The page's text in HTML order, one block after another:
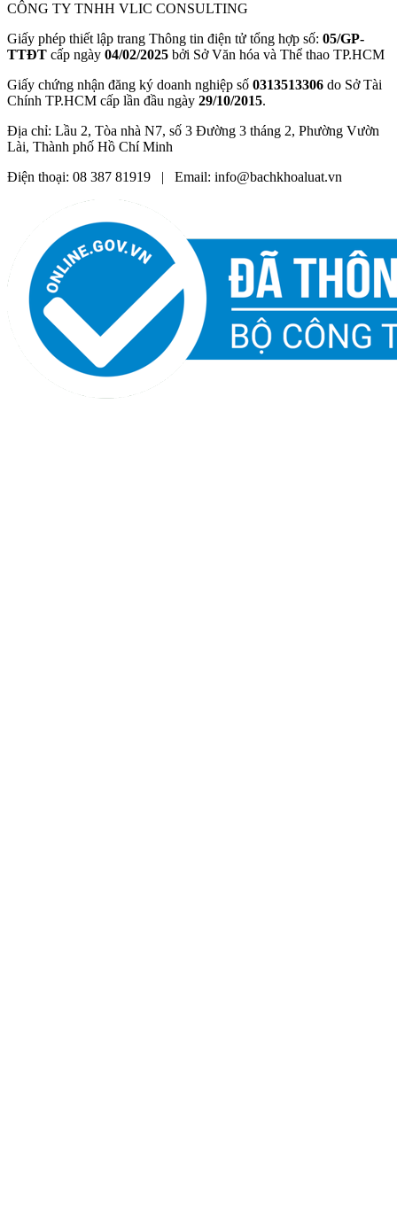
CÔNG TY TNHH VLIC CONSULTING
Giấy phép thiết lập trang Thông tin điện tử tổng hợp số: 05/GP-
TTĐT cấp ngày 04/02/2025 bởi Sở Văn hóa và Thể thao TP.HCM
Giấy chứng nhận đăng ký doanh nghiệp số 0313513306 do Sở Tài
Chính TP.HCM cấp lần đầu ngày 29/10/2015.
Địa chỉ: Lầu 2, Tòa nhà N7, số 3 Đường 3 tháng 2, Phường Vườn
Lài, Thành phố Hồ Chí Minh
Điện thoại: 08 387 81919 | Email: info@bachkhoaluat.vn